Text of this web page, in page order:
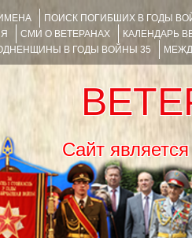
ПОИСК ПОГИБШИХ В ГОДЫ
СМИ О ВЕТЕРАНАХ КАЛЕНДАРЬ
В ГОДЫ ВОЙНЫ 35
Сайт